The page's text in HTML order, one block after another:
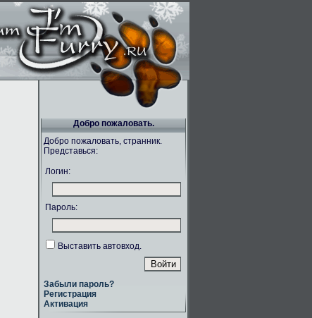
Добро пожаловать.
Добро пожаловать, странник.
Представься:
Логин:
Пароль:
Выставить автовход.
Забыли пароль?
Регистрация
Активация